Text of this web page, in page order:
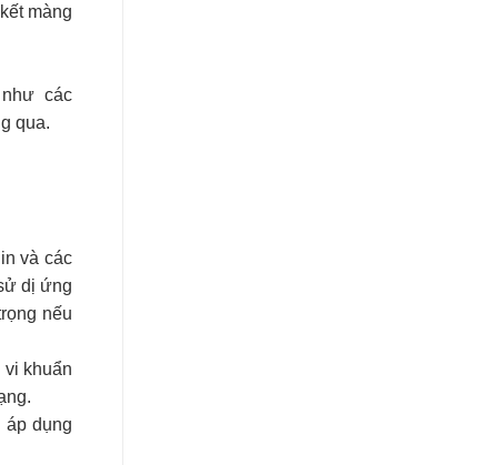
màng
các
qua.
và các
dị ứng
nếu
khuẩn
dụng